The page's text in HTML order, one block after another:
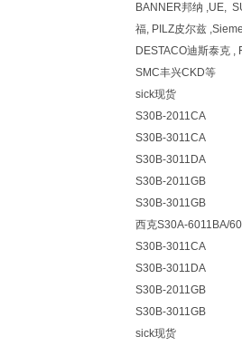
BANNER邦纳 ,UE,
福, PILZ皮尔兹
DESTACO迪斯泰克
SMC丰兴CKD等
sick现货
S30B-2011CA
S30B-3011CA
S30B-3011DA
S30B-2011GB
S30B-3011GB
西克S30A-6011BA/
S30B-3011CA
S30B-3011DA
S30B-2011GB
S30B-3011GB
sick现货